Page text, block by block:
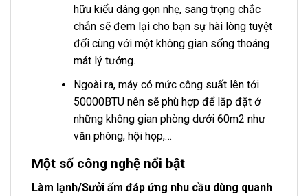
hữu kiểu dáng gọn nhẹ, sang trọng chắc
chắn sẽ đem lại cho bạn sự hài lòng tuyệt
đối cùng với một không gian sống thoáng
mát lý tưởng.
Ngoài ra, máy có mức công suất lên tới
50000BTU nên sẽ phù hợp để lắp đặt ở
những không gian phòng dưới 60m2 như
văn phòng, hội họp,…
Một số công nghệ nổi bật
Làm lạnh/Sưởi ấm đáp ứng nhu cầu dùng quanh